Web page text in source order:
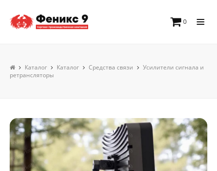
0
Каталог Каталог Средства связи
Усилители сигнала и
ретрансляторы